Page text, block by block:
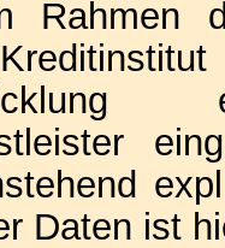
Rahmen
Daten ist